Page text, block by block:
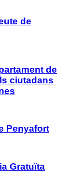
de
de
ciutadans
Penyafort
Gratuïta